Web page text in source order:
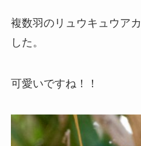
複数羽のリュウキュウア
した。
可愛いですね！！